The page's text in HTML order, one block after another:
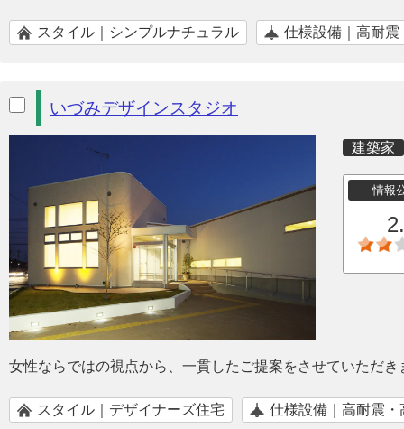
スタイル｜シンプルナチュラル 仕様設備｜高耐震
いづみデザインスタジオ
建築家
情報
女性ならではの視点から、一貫したご提案をさせていただき
スタイル｜デザイナーズ住宅 仕様設備｜高耐震・